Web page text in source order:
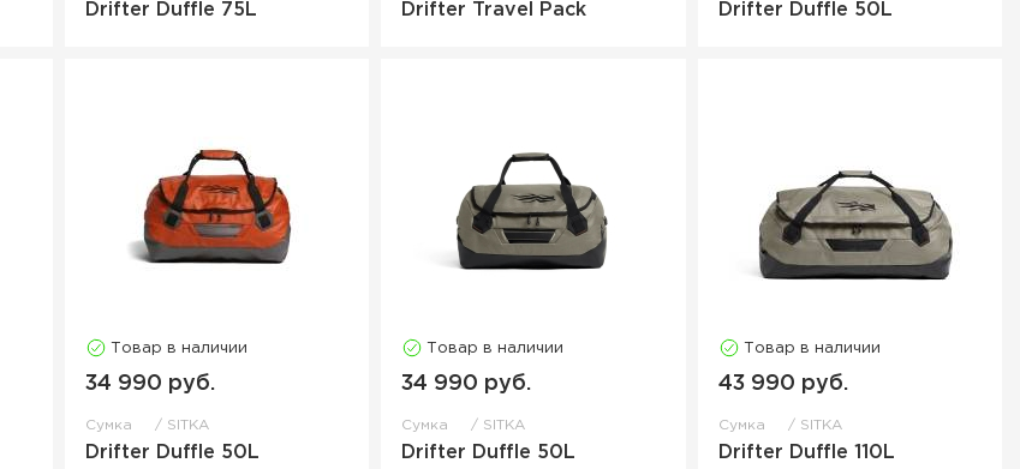
Drifter Duffle 75L Drifter Travel Pack Drifter Duffle 50L
Товар в наличии
34 990 руб.
Сумка SITKA
Drifter Duffle 50L
Товар в наличии
34 990 руб.
Сумка SITKA
Drifter Duffle 50L
Товар в наличии
43 990 руб.
Сумка SITKA
Drifter Duffle 110L